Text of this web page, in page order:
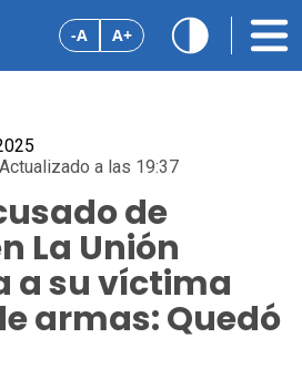
-A A+
a las 19:37
de
La Unión
a su víctima
armas: Quedó